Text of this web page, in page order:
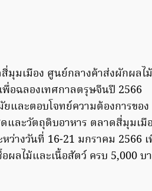
มุมเมือง ศูนย์กลางค้าส่งผักผลไม้
พื่อฉลองเทศกาลตรุษจีนปี 2566
และตอบโจทย์ความต้องการของ
และวัตถุดิบอาหาร ตลาดสี่มุมเมื
ว่างวันที่ 16-21 มกราคม 2566
ผลไม้และเนื้อสัตว์ ครบ 5,000 บ